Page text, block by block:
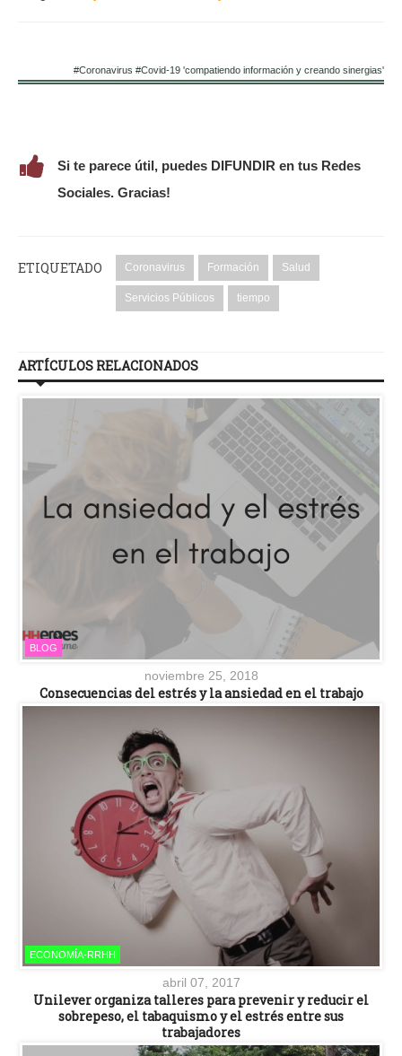
#Coronavirus #Covid-19 'compatiendo información y creando sinergias'
Si te parece útil, puedes DIFUNDIR en tus Redes
Sociales. Gracias!
ETIQUETADO Coronavirus Formación Salud
Servicios Públicos tiempo
ARTÍCULOS RELACIONADOS
BLOG
noviembre 25, 2018
Consecuencias del estrés y la ansiedad en el trabajo
ECONOMÍA-RRHH
abril 07, 2017
Unilever organiza talleres para prevenir y reducir el
sobrepeso, el tabaquismo y el estrés entre sus
trabajadores